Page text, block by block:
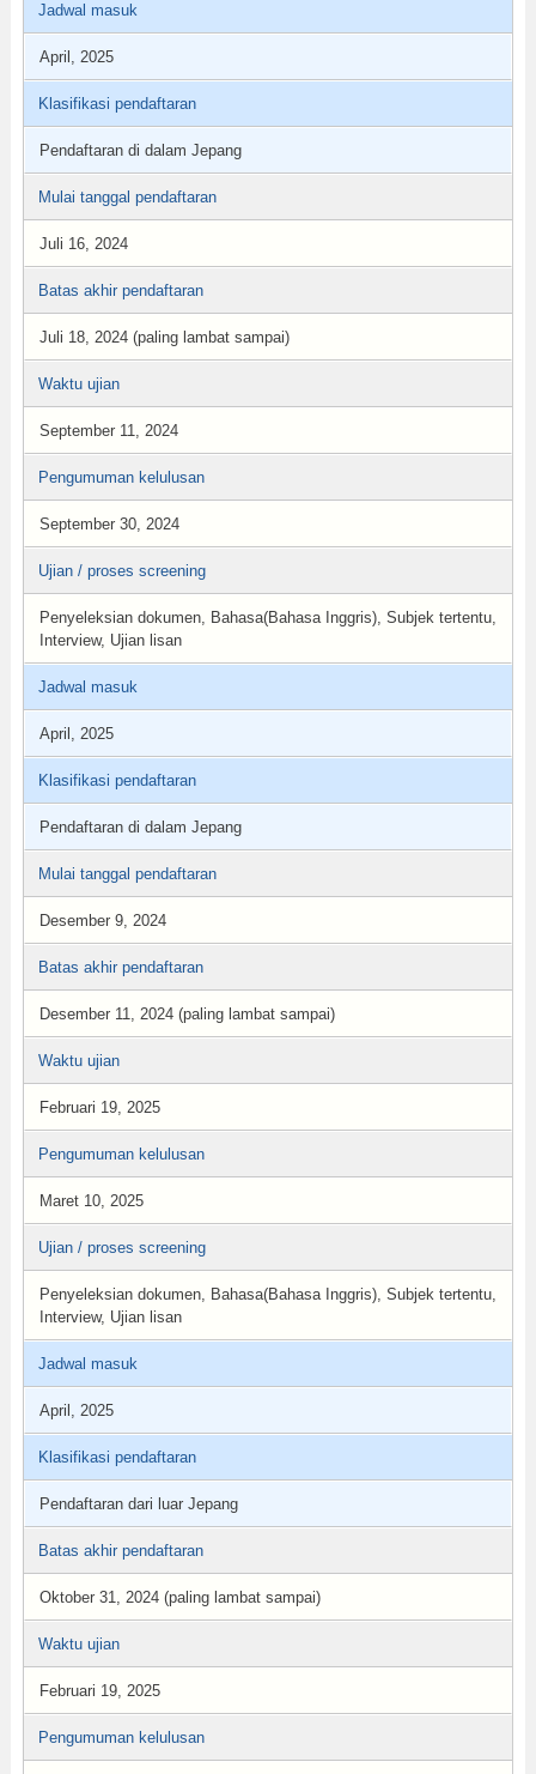
Jadwal masuk
April, 2025
Klasifikasi pendaftaran
Pendaftaran di dalam Jepang
Mulai tanggal pendaftaran
Juli 16, 2024
Batas akhir pendaftaran
Juli 18, 2024 (paling lambat sampai)
Waktu ujian
September 11, 2024
Pengumuman kelulusan
September 30, 2024
Ujian / proses screening
Penyeleksian dokumen, Bahasa(Bahasa Inggris), Subjek tertentu,
Interview, Ujian lisan
Jadwal masuk
April, 2025
Klasifikasi pendaftaran
Pendaftaran di dalam Jepang
Mulai tanggal pendaftaran
Desember 9, 2024
Batas akhir pendaftaran
Desember 11, 2024 (paling lambat sampai)
Waktu ujian
Februari 19, 2025
Pengumuman kelulusan
Maret 10, 2025
Ujian / proses screening
Penyeleksian dokumen, Bahasa(Bahasa Inggris), Subjek tertentu,
Interview, Ujian lisan
Jadwal masuk
April, 2025
Klasifikasi pendaftaran
Pendaftaran dari luar Jepang
Batas akhir pendaftaran
Oktober 31, 2024 (paling lambat sampai)
Waktu ujian
Februari 19, 2025
Pengumuman kelulusan